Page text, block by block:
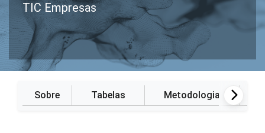
TIC Empresas
Sobre Tabelas Metodologia